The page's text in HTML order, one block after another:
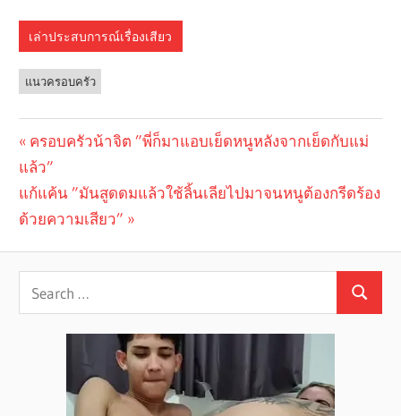
เล่าประสบการณ์เรื่องเสียว
แนวครอบครัว
Post
navigation
Previous
Post:
ครอบครัวน้าจิต ”พี่ก็มาแอบเย็ดหนูหลังจากเย็ดกับแม่
แล้ว”
Next
Post:
แก้แค้น ”มันสูดดมแล้วใช้ลิ้นเลียไปมาจนหนูต้องกรีดร้อง
ด้วยความเสียว”